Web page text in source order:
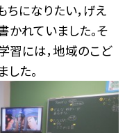
ちになりたい，げえ
かれていました。そ
習には，地域のこど
た。